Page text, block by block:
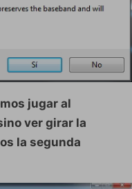
jugar al
ver girar la
la segunda